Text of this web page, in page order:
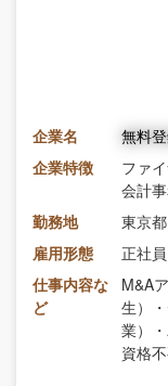
企業名
無料
企業特徴
ファ
会計
勤務地
東京都
雇用形態
正社員
仕事内容な
ど
M&A
生）
業）
資格